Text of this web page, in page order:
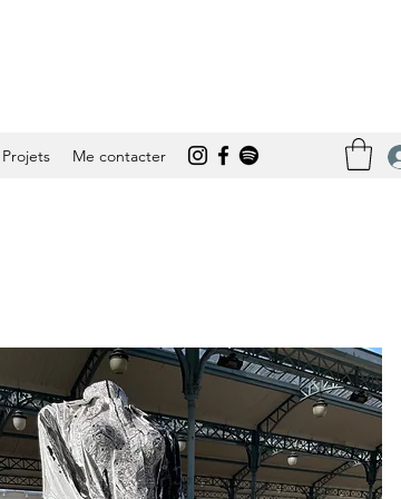
Projets Me contacter